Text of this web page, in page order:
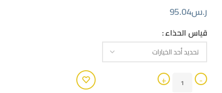
ر.س95.04
قياس الحذاء